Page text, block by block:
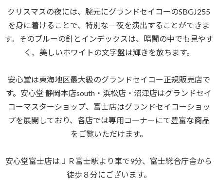
クリスマスの夜には、腕元にグランドセイコーのSBGJ255
を身に着けることで、特別な一夜を演出することができま
す。そのブルーの針とインデックスは、暗闇の中でも見やす
く、美しいホワイトの文字盤は輝きを放ちます。
安心堂は東海地区最大級のグランドセイコー正規販売店で
す。安心堂 静岡本店south・浜松店・沼津店はグランドセイ
コーマスターショップ、富士店はグランドセイコーショッ
プを展開しており、各店では専用コーナーにて豊富な商品
をご覧いただけます。
安心堂富士店はＪＲ富士駅より車で9分、富士総合庁舎から
徒歩８分にございます。